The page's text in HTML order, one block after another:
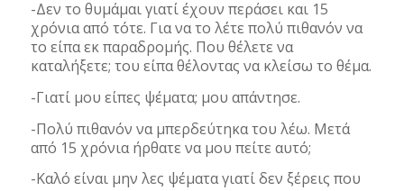
-Δεν το θυμάμαι γιατί έχουν περάσει και 15
χρόνια από τότε. Για να το λέτε πολύ πιθανόν να
το είπα εκ παραδρομής. Που θέλετε να
καταλήξετε; του είπα θέλοντας να κλείσω το θέμα.
-Γιατί μου είπες ψέματα; μου απάντησε.
-Πολύ πιθανόν να μπερδεύτηκα του λέω. Μετά
από 15 χρόνια ήρθατε να μου πείτε αυτό;
-Καλό είναι μην λες ψέματα γιατί δεν ξέρεις που